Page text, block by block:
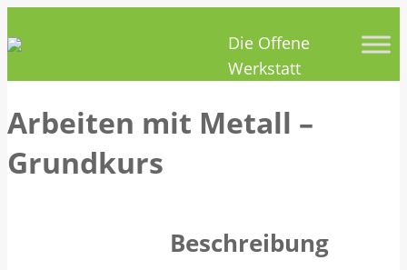
Inhalt
Die Offene
Werkstatt
Arbeiten mit Metall –
Grundkurs
Beschreibung